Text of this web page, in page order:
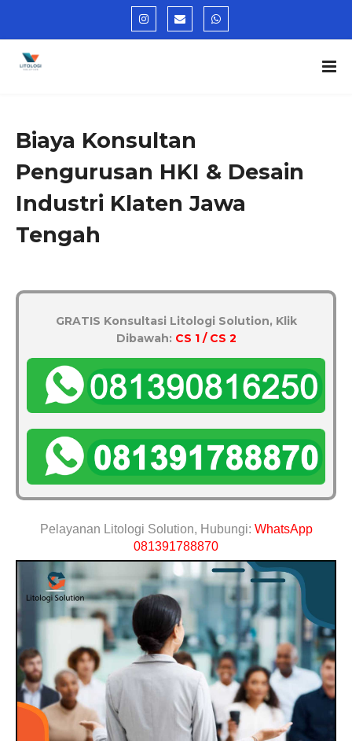
Biaya Konsultan
Pengurusan HKI & Desain
Industri Klaten Jawa
Tengah
GRATIS Konsultasi Litologi Solution, Klik
Dibawah: CS 1 / CS 2
Pelayanan Litologi Solution, Hubungi: WhatsApp
081391788870